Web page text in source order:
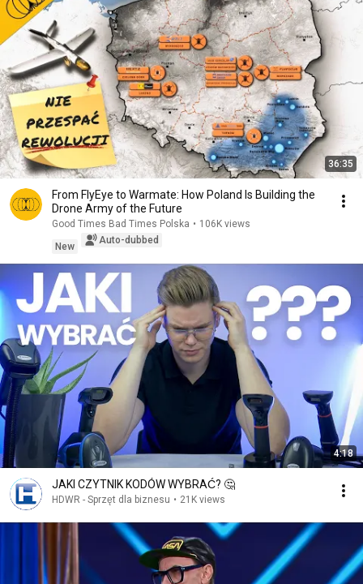
36:35
From FlyEye to Warmate: How Poland Is Building the
Drone Army of the Future
Good Times Bad Times Polska • 106K views
New
Auto-dubbed
4:18
JAKI CZYTNIK KODÓW WYBRAĆ? 🤔
HDWR - Sprzęt dla biznesu • 21K views